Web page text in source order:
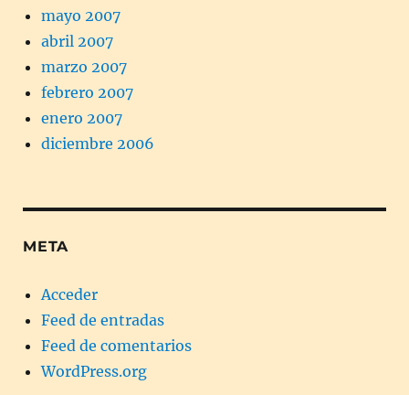
mayo 2007
abril 2007
marzo 2007
febrero 2007
enero 2007
diciembre 2006
META
Acceder
Feed de entradas
Feed de comentarios
WordPress.org